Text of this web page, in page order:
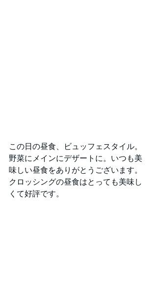
この日の昼食、ビュッフェスタイル。
野菜にメインにデザートに。いつも美
味しい昼食をありがとうございます。
クロッシングの昼食はとっても美味し
くて好評です。